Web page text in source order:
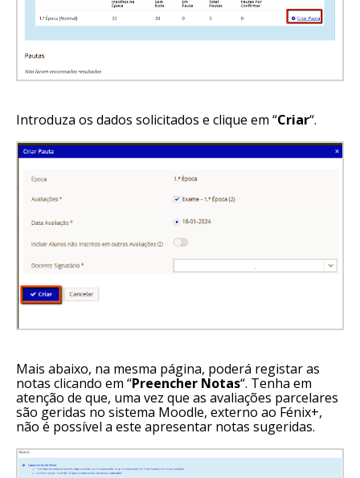
Introduza os dados solicitados e clique em “Criar“.
Mais abaixo, na mesma página, poderá registar as
notas clicando em “Preencher Notas“. Tenha em
atenção de que, uma vez que as avaliações parcelares
são geridas no sistema Moodle, externo ao Fénix+,
não é possível a este apresentar notas sugeridas.